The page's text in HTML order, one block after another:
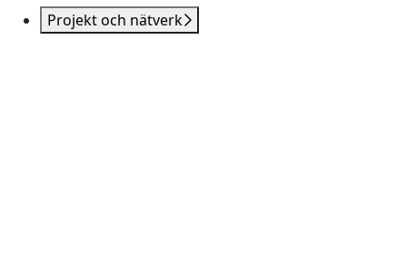
Projekt och nätverk